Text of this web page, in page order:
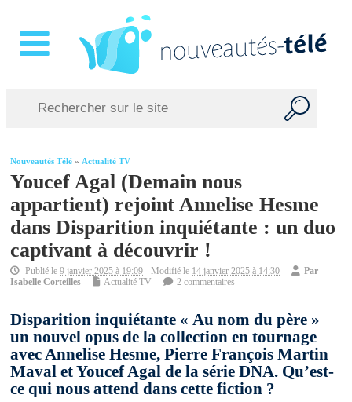
Nouveautés Télé »Actualité TV
Youcef Agal (Demain nous
appartient) rejoint Annelise Hesme
dans Disparition inquiétante : un duo
captivant à découvrir !
Publié le9 janvier 2025 à 19:09 - Modifié le 14 janvier 2025 à 14:30
Par
Isabelle Corteilles
Actualité TV 2 commentaires
Disparition inquiétante « Au nom du père »
un nouvel opus de la collection en tournage
avec Annelise Hesme, Pierre François Martin
Maval et Youcef Agal de la série DNA. Qu’est-
ce qui nous attend dans cette fiction ?